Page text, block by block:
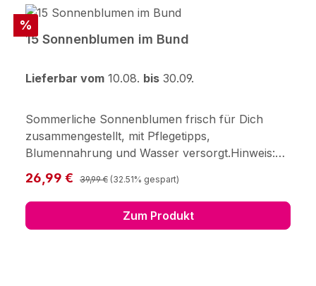
Rabatt
%
15 Sonnenblumen im Bund
Lieferbar vom 10.08. bis 30.09.
Sommerliche Sonnenblumen frisch für Dich
zusammengestellt, mit Pflegetipps,
Blumennahrung und Wasser versorgt.Hinweis:
Sonnenblumen kommen direkt aus der Region
und machen deinen Strauß zum sonnigen
Highlight.Hersteller: 123Blumenversand.de GmbH
Verkaufspreis:
26,99 € Regulärer Preis:
39,99 € (32.51% gespart)
Zum Produkt